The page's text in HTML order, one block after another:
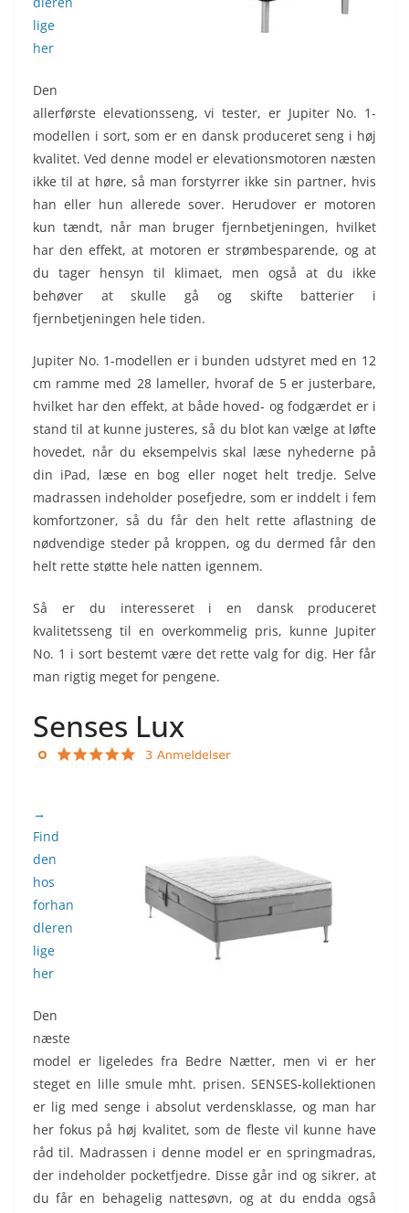
lige
her
Den
allerførste elevationsseng, vi tester, er Jupiter No. 1-
modellen i sort, som er en dansk produceret seng i høj
kvalitet. Ved denne model er elevationsmotoren næsten
ikke til at høre, så man forstyrrer ikke sin partner, hvis
han eller hun allerede sover. Herudover er motoren
kun tændt, når man bruger fjernbetjeningen, hvilket
har den effekt, at motoren er strømbesparende, og at
du tager hensyn til klimaet, men også at du ikke
behøver at skulle gå og skifte batterier i
fjernbetjeningen hele tiden.
Jupiter No. 1-modellen er i bunden udstyret med en 12
cm ramme med 28 lameller, hvoraf de 5 er justerbare,
hvilket har den effekt, at både hoved- og fodgærdet er i
stand til at kunne justeres, så du blot kan vælge at løfte
hovedet, når du eksempelvis skal læse nyhederne på
din iPad, læse en bog eller noget helt tredje. Selve
madrassen indeholder posefjedre, som er inddelt i fem
komfortzoner, så du får den helt rette aflastning de
nødvendige steder på kroppen, og du dermed får den
helt rette støtte hele natten igennem.
Så er du interesseret i en dansk produceret
kvalitetsseng til en overkommelig pris, kunne Jupiter
No. 1 i sort bestemt være det rette valg for dig. Her får
man rigtig meget for pengene.
Senses Lux
→
Find
den
hos
forhan
dleren
lige
her
Den
næste
model er ligeledes fra Bedre Nætter, men vi er her
steget en lille smule mht. prisen. SENSES-kollektionen
er lig med senge i absolut verdensklasse, og man har
her fokus på høj kvalitet, som de fleste vil kunne have
råd til. Madrassen i denne model er en springmadras,
der indeholder pocketfjedre. Disse går ind og sikrer, at
du får en behagelig nattesøvn, og at du endda også